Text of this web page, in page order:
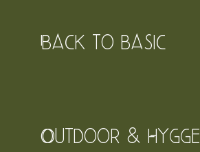
Back to basic
Outdoor & Hygge